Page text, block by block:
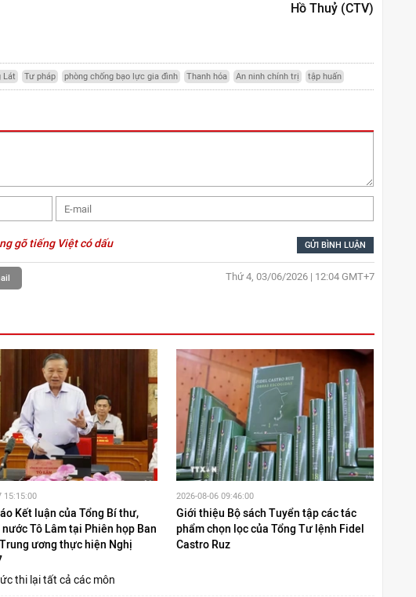
Hồ Thuỷ (CTV)
Lát Tư pháp phòng chống bạo lực gia đình Thanh hóa An ninh chính trị tập huấn
gõ tiếng Việt có dấu
Thứ 4, 03/06/2026 | 12:04 GMT+7
15:15:00
Kết luận của Tổng Bí thư,
Tô Lâm tại Phiên họp Ban
ương thực hiện Nghị
2026-08-06 09:46:00
Giới thiệu Bộ sách Tuyển tập các tác
phẩm chọn lọc của Tổng Tư lệnh Fidel
Castro Ruz
thi lại tất cả các môn